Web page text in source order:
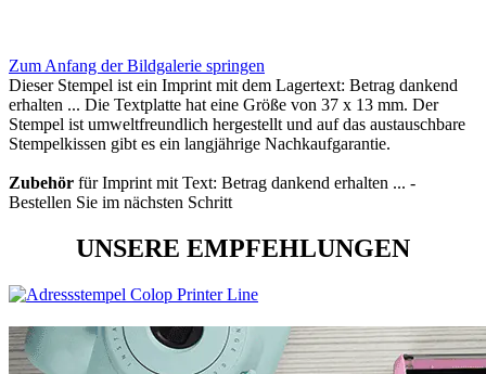
Zum Anfang der Bildgalerie springen
Dieser Stempel ist ein Imprint mit dem Lagertext: Betrag dankend
erhalten ... Die Textplatte hat eine Größe von 37 x 13 mm. Der
Stempel ist umweltfreundlich hergestellt und auf das austauschbare
Stempelkissen gibt es ein langjährige Nachkaufgarantie.
Zubehör für Imprint mit Text: Betrag dankend erhalten ... -
Bestellen Sie im nächsten Schritt
UNSERE EMPFEHLUNGEN